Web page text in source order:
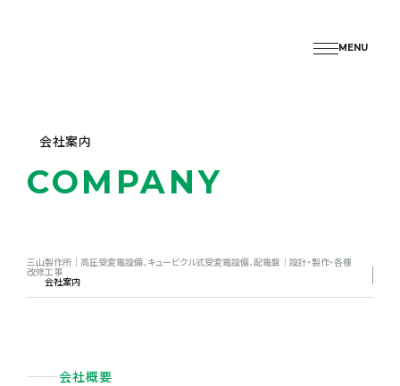
MENU
会社案内
COMPANY
三山製作所｜高圧受変電設備、キュービクル式受変電設備、配電盤｜設計・製作・各種
改修工事
会社案内
会社概要